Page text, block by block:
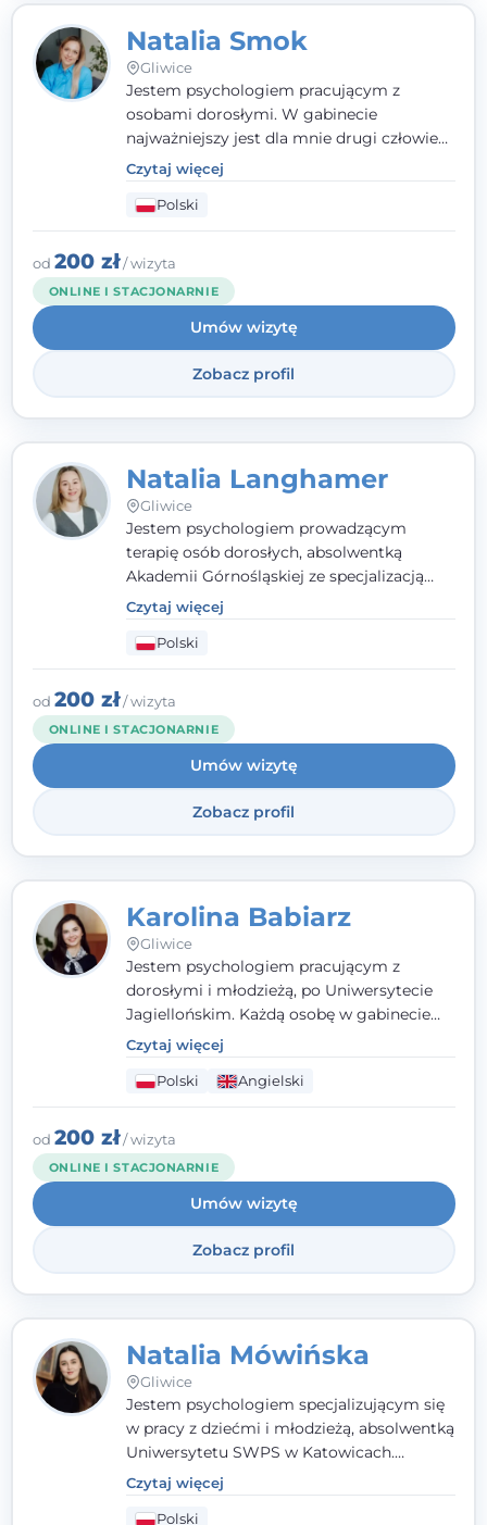
Natalia Smok
Gliwice
Jestem psychologiem pracującym z
osobami dorosłymi. W gabinecie
najważniejszy jest dla mnie drugi człowiek
- wierzę, że empatia, autentyczność i pełne
zaangażowanie tworzą bezpieczną
przestrzeń, będącą podstawą pracy nad
zmianą. W praktyce korzystam m.in. z
narzędzi Racjonalnej Terapii Zachowania.
Czytaj więcej
Polski
od 200 zł/ wizyta
ONLINE I STACJONARNIE
Umów wizytę
Zobacz profil
Natalia Langhamer
Gliwice
Jestem psychologiem prowadzącym
terapię osób dorosłych, absolwentką
Akademii Górnośląskiej ze specjalizacją
kliniczną. Oferuję konsultacje
psychologiczne i pierwszą pomoc
psychologiczną w kryzysie, przewlekłym
stresie czy obniżonym nastroju. Każde
spotkanie traktuję z szacunkiem,
uważnością i w atmosferze zaufania.
Czytaj więcej
Polski
od 200 zł/ wizyta
ONLINE I STACJONARNIE
Umów wizytę
Zobacz profil
Karolina Babiarz
Gliwice
Jestem psychologiem pracującym z
dorosłymi i młodzieżą, po Uniwersytecie
Jagiellońskim. Każdą osobę w gabinecie
traktuję jak osobną historię, którą poznaję,
budując relację opartą na zaufaniu i
empatii. Przyjmuję w Poradni Teraply.pl w
Gliwicach oraz online, po polsku i po
angielsku.
Czytaj więcej
Polski Angielski
od 200 zł/ wizyta
ONLINE I STACJONARNIE
Umów wizytę
Zobacz profil
Natalia Mówińska
Gliwice
Jestem psychologiem specjalizującym się
w pracy z dziećmi i młodzieżą, absolwentką
Uniwersytetu SWPS w Katowicach.
Prowadzę konsultacje oraz terapię
nastawioną na potrzeby dziecka i jego
Czytaj więcej
Polski